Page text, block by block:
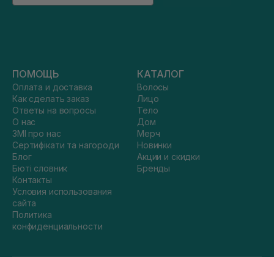
ПОМОЩЬ
Оплата и доставка
Как сделать заказ
Ответы на вопросы
О нас
ЗМІ про нас
Сертифікати та нагороди
Блог
Бюті словник
Контакты
Условия использования
сайта
Политика
конфиденциальности
КАТАЛОГ
Волосы
Лицо
Тело
Дом
Мерч
Новинки
Акции и скидки
Бренды